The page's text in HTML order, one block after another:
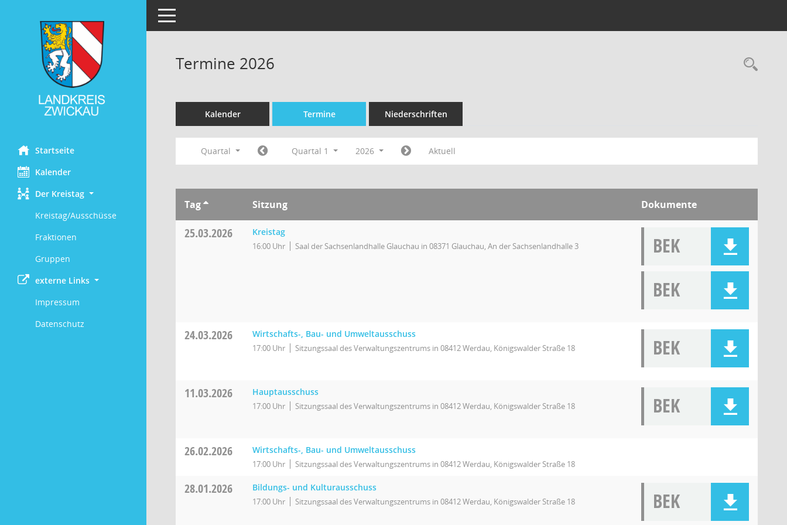
Startseite
Kalender
Der Kreistag
Kreistag/Ausschüsse
Fraktionen
Gruppen
externe Links
Impressum
Datenschutz
Toggle navigation
Termine 2026
Kalender Termine Niederschriften
Quartal Quartal 1 2026 Aktuell
Tag Sitzung Dokumente
25.03.2026 Kreistag
16:00 Uhr Saal der Sachsenlandhalle Glauchau in 08371 Glauchau, An der Sachsenlandhalle 3
BEK
BEK
24.03.2026 Wirtschafts-, Bau- und Umweltausschuss
17:00 Uhr Sitzungssaal des Verwaltungszentrums in 08412 Werdau, Königswalder Straße 18 BEK
11.03.2026 Hauptausschuss
17:00 Uhr Sitzungssaal des Verwaltungszentrums in 08412 Werdau, Königswalder Straße 18 BEK
26.02.2026 Wirtschafts-, Bau- und Umweltausschuss
17:00 Uhr Sitzungssaal des Verwaltungszentrums in 08412 Werdau, Königswalder Straße 18
28.01.2026 Bildungs- und Kulturausschuss
17:00 Uhr Sitzungssaal des Verwaltungszentrums in 08412 Werdau, Königswalder Straße 18 BEK